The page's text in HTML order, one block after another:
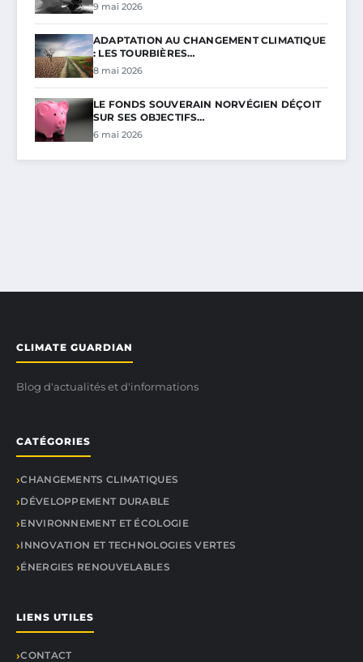
9 mai 2026
ADAPTATION AU CHANGEMENT CLIMATIQUE
: LES TOURBIÈRES…
8 mai 2026
LE FONDS SOUVERAIN NORVÉGIEN DÉÇOIT
SUR SES OBJECTIFS…
6 mai 2026
CLIMATE GUARDIAN
Blog d'actualités et d'informations
CATÉGORIES
CHANGEMENTS CLIMATIQUES
DÉVELOPPEMENT DURABLE
ENVIRONNEMENT ET ÉCOLOGIE
INNOVATION ET TECHNOLOGIES VERTES
ÉNERGIES RENOUVELABLES
LIENS UTILES
CONTACT